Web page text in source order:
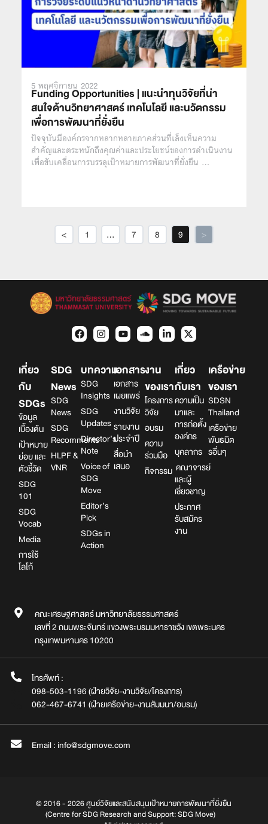
5 พฤศจิกายน 2022
Funding Opportunities | แนะนำทุนวิจัยที่น่า
สนใจด้านวิทยาศาสตร์ เทคโนโลยี และนวัตกรรม
เพื่อการพัฒนาที่ยั่งยืน
ปัจจุบันมีองค์กรจากหลากหลายภาคส่วนที่เล็งเห็นความ
สำคัญและตระหนักถึงคุณค่าและประโยชน์ของการดำเนินงาน
เพื่อขับเคลื่อนการบรรลุเป้าหมายการพัฒนาที่ยั่งยืน …
< 1 … 7 8 9 >
เกี่ยว
กับ
SDGs
ข้อมูล
เบื้องต้น
เป้าหมาย
ย่อย และ
ตัวชี้วัด
SDG
101
SDG
Vocab
Media
การใช้
โลโก้
SDG
News
SDG
News
SDG
Recomments
HLPF &
VNR
บทความ
SDG
Insights
SDG
Updates
Director’s
Note
Voice of
SDG
Move
Editor’s
Pick
SDGs in
Action
เอกสาร
เอกสาร
เผยแพร่
งานวิจัย
รายงาน
ประจำปี
สื่อนำ
เสนอ
งาน
ของเรา
โครงการ
วิจัย
อบรม
ความ
ร่วมมือ
กิจกรรม
เกี่ยว
กับเรา
ความเป็น
มาและ
การก่อตั้ง
องค์กร
บุคลากร
คณาจารย์
และผู้
เชี่ยวชาญ
ประกาศ
รับสมัคร
งาน
เครือข่าย
ของเรา
SDSN
Thailand
เครือข่าย
พันธมิต
รอื่นๆ
คณะเศรษฐศาสตร์ มหาวิทยาลัยธรรมศาสตร์
เลขที่ 2 ถนนพระจันทร์ แขวงพระบรมมหาราชวัง เขตพระนคร
กรุงเทพมหานคร 10200
โทรศัพท์ :
098-503-1196 (ฝ่ายวิจัย-งานวิจัย/โครงการ)
062-467-6741 (ฝ่ายเครือข่าย-งานสัมมนา/อบรม)
Email : info@sdgmove.com
© 2016 - 2026 ศูนย์วิจัยและสนับสนุนเป้าหมายการพัฒนาที่ยั่งยืน
(Centre for SDG Research and Support: SDG Move)